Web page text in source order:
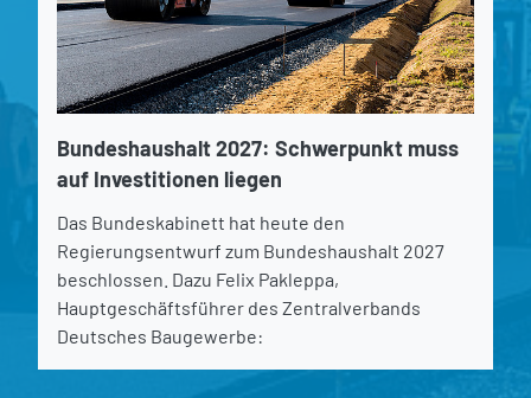
Bundeshaushalt 2027: Schwerpunkt muss
auf Investitionen liegen
Das Bundeskabinett hat heute den
Regierungsentwurf zum Bundeshaushalt 2027
beschlossen. Dazu Felix Pakleppa,
Hauptgeschäftsführer des Zentralverbands
Deutsches Baugewerbe: